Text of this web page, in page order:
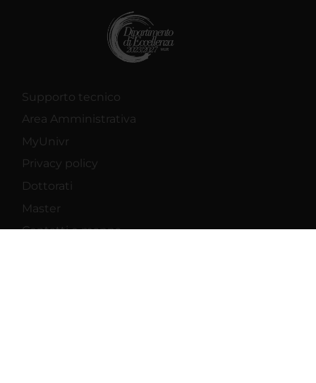
Supporto tecnico
Area Amministrativa
MyUnivr
Privacy policy
Dottorati
Master
Contatti e mappa